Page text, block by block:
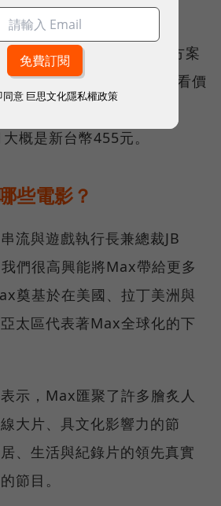
的標準方案費用為每月
台幣546元），最便宜的方案
新台幣321元）。單月來看價
約來看，標準方案一年為
概是新台幣455元。
些電影？
流與遊戲執行長兼總裁JB
們很高興能將Max帶給更多
奠基於在美國、拉丁美洲與
太區代表著Max全球化的下
示，Max匯聚了許多膾炙人
大片、具文化影響力的節
、生活與紀錄片的領先真實
節目。
同意 巨思文化隱私權政策